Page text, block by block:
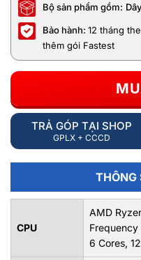
Bộ sản phẩm gồm:
Bảo hành: 12 tháng
thêm gói Fastest
TRẢ GÓP TẠI SHOP
GPLX + CCCD
THÔNG
CPU
AMD
6 Cores,